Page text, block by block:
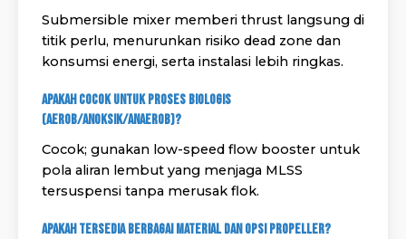
Submersible mixer memberi thrust langsung di
titik perlu, menurunkan risiko dead zone dan
konsumsi energi, serta instalasi lebih ringkas.
Apakah cocok untuk proses biologis
(aerob/anoksik/anaerob)?
Cocok; gunakan low-speed flow booster untuk
pola aliran lembut yang menjaga MLSS
tersuspensi tanpa merusak flok.
Apakah tersedia berbagai material dan opsi propeller?